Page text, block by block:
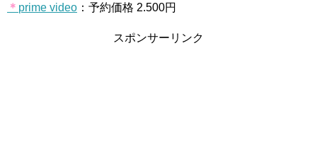
＊ prime video ：予約価格 2.500円
スポンサーリンク